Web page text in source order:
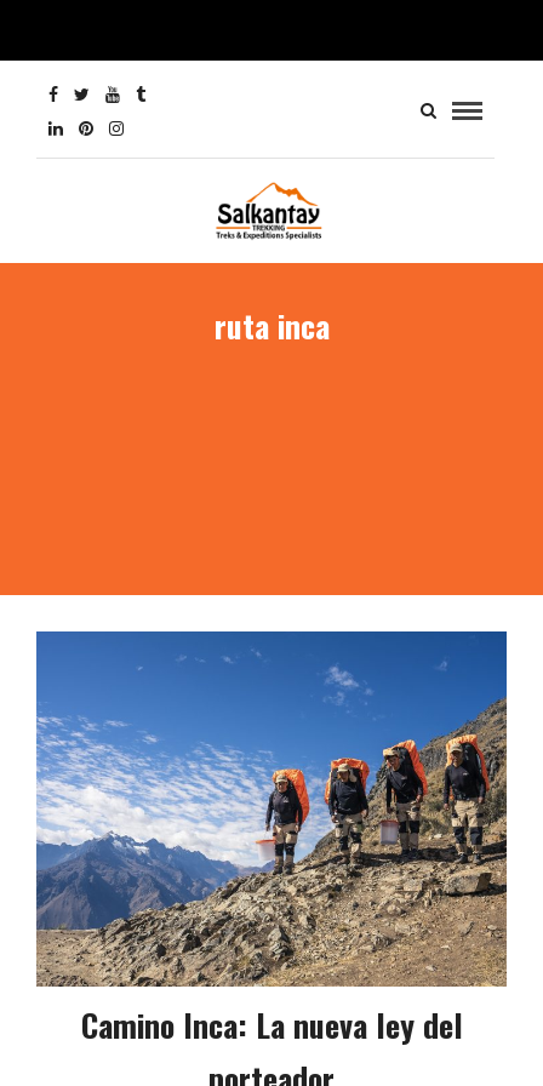
ruta inca
Camino Inca: La nueva ley del